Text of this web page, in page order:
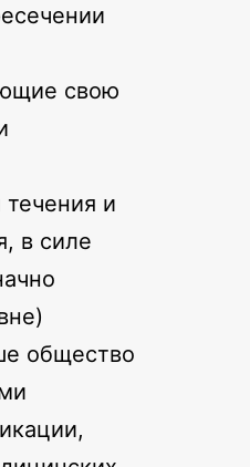
свою
и
в силе
общество